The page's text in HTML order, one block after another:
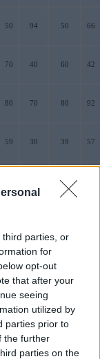
third parties, or
for
opt-out
that after your
seeing
utilized by
parties prior to
the further
parties on the
50 94 50 66
70 40 60 42
80 70 80 92
59 30 39 57
79
45 40
60
112 48 48